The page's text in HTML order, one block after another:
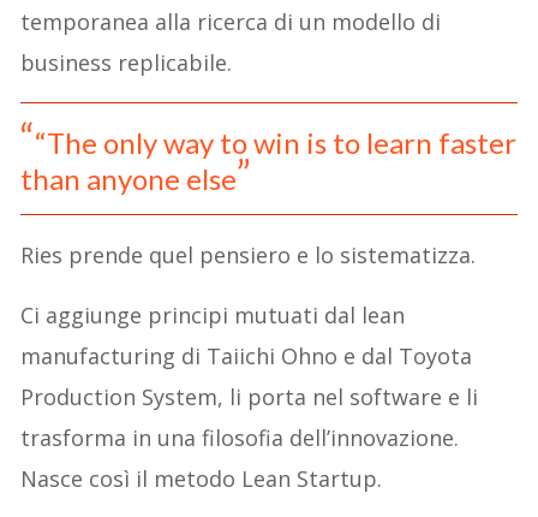
temporanea alla ricerca di un modello di
business replicabile.
“The only way to win is to learn faster
than anyone else
Ries prende quel pensiero e lo sistematizza.
Ci aggiunge principi mutuati dal lean
manufacturing di Taiichi Ohno e dal Toyota
Production System, li porta nel software e li
trasforma in una filosofia dell’innovazione.
Nasce così il metodo Lean Startup.